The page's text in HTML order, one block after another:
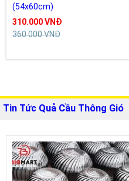
(54x60cm)
310.000 VNĐ
360.000 VNĐ
Tin Tức Quả Cầu Thông Gió